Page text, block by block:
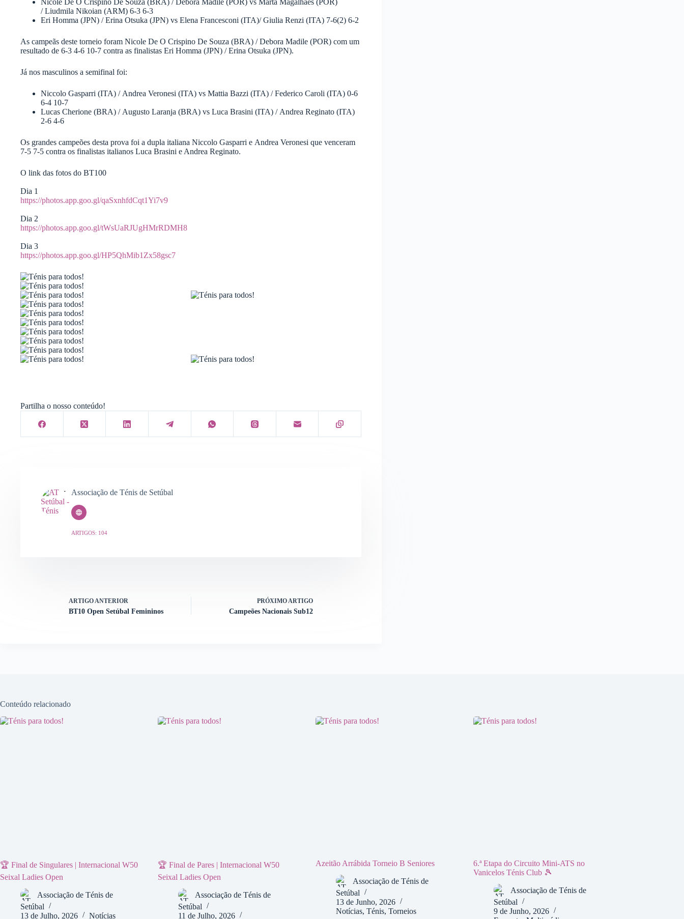
Nicole De O Crispino De Souza (BRA) / Debora Madile (POR) vs Marta Magalhaes (POR)
/ Liudmila Nikoian (ARM) 6-3 6-3
Eri Homma (JPN) / Erina Otsuka (JPN) vs Elena Francesconi (ITA)/ Giulia Renzi (ITA) 7-6(2) 6-2
As campeãs deste torneio foram Nicole De O Crispino De Souza (BRA) / Debora Madile (POR) com um
resultado de 6-3 4-6 10-7 contra as finalistas Eri Homma (JPN) / Erina Otsuka (JPN).
Já nos masculinos a semifinal foi:
Niccolo Gasparri (ITA) / Andrea Veronesi (ITA) vs Mattia Bazzi (ITA) / Federico Caroli (ITA) 0-6
6-4 10-7
Lucas Cherione (BRA) / Augusto Laranja (BRA) vs Luca Brasini (ITA) / Andrea Reginato (ITA)
2-6 4-6
Os grandes campeões desta prova foi a dupla italiana Niccolo Gasparri e Andrea Veronesi que venceram
7-5 7-5 contra os finalistas italianos Luca Brasini e Andrea Reginato.
O link das fotos do BT100
Dia 1
https://photos.app.goo.gl/qaSxnhfdCqt1Yi7v9
Dia 2
https://photos.app.goo.gl/tWsUaRJUgHMrRDMH8
Dia 3
https://photos.app.goo.gl/HP5QhMib1Zx58gsc7
Partilha o nosso conteúdo!
Associação de Ténis de Setúbal
ARTIGOS: 104
ARTIGO ANTERIOR
BT10 Open Setúbal Femininos
PRÓXIMO ARTIGO
Campeões Nacionais Sub12
Conteúdo relacionado
🏆 Final de Singulares | Internacional W50
Seixal Ladies Open
Associação de Ténis de
Setúbal
13 de Julho, 2026
Notícias
🏆 Final de Pares | Internacional W50
Seixal Ladies Open
Associação de Ténis de
Setúbal
11 de Julho, 2026
Azeitão Arrábida Torneio B Seniores
Associação de Ténis de
Setúbal
13 de Junho, 2026
Notícias, Ténis, Torneios
6.ª Etapa do Circuito Mini-ATS no
Vanicelos Ténis Club 🎾
Associação de Ténis de
Setúbal
9 de Junho, 2026